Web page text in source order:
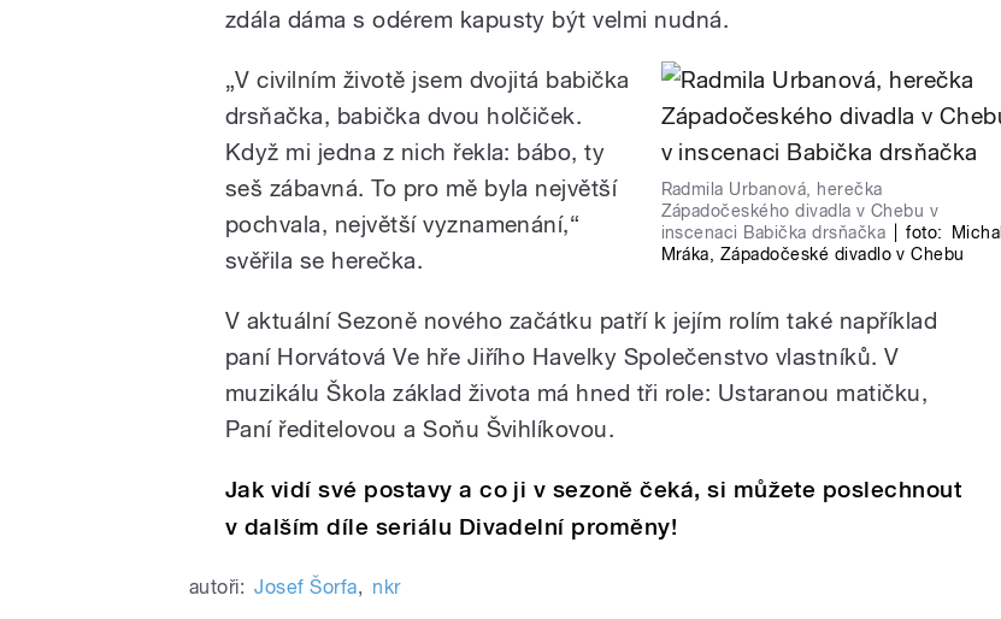
zdála dáma s odérem kapusty být velmi nudná.
Radmila Urbanová, herečka
Západočeského divadla v Chebu v
inscenaci Babička drsňačka
foto:
Michal
Mráka, Západočeské divadlo v Chebu
„V civilním životě jsem dvojitá babička
drsňačka, babička dvou holčiček.
Když mi jedna z nich řekla: bábo, ty
seš zábavná. To pro mě byla největší
pochvala, největší vyznamenání,“
svěřila se herečka.
V aktuální Sezoně nového začátku patří k jejím rolím také například
paní Horvátová Ve hře Jiřího Havelky Společenstvo vlastníků. V
muzikálu Škola základ života má hned tři role: Ustaranou matičku,
Paní ředitelovou a Soňu Švihlíkovou.
Jak vidí své postavy a co ji v sezoně čeká, si můžete poslechnout
v dalším díle seriálu Divadelní proměny!
autoři: Josef Šorfa, nkr